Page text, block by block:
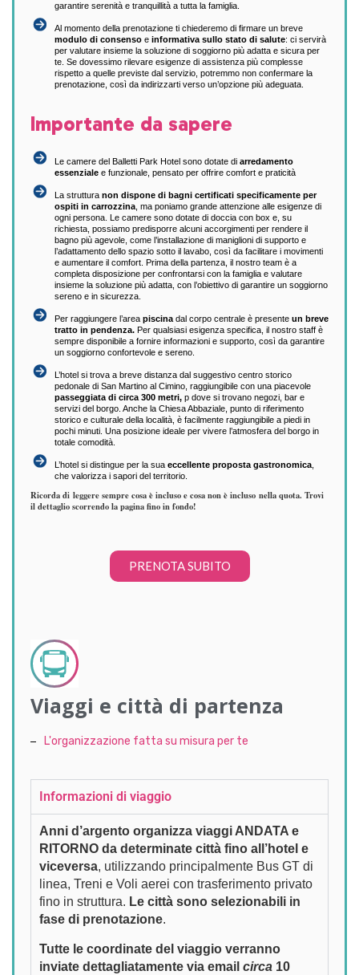
garantire serenità e tranquillità a tutta la famiglia.
Al momento della prenotazione ti chiederemo di firmare un breve
modulo di consenso e informativa sullo stato di salute: ci servirà
per valutare insieme la soluzione di soggiorno più adatta e sicura per
te. Se dovessimo rilevare esigenze di assistenza più complesse
rispetto a quelle previste dal servizio, potremmo non confermare la
prenotazione, così da indirizzarti verso un’opzione più adeguata.
Importante da sapere
Le camere del Balletti Park Hotel sono dotate di arredamento
essenziale e funzionale, pensato per offrire comfort e praticità
La struttura non dispone di bagni certificati specificamente per
ospiti in carrozzina , ma poniamo grande attenzione alle esigenze di
ogni persona. Le camere sono dotate di doccia con box e, su
richiesta, possiamo predisporre alcuni accorgimenti per rendere il
bagno più agevole, come l’installazione di maniglioni di supporto e
l’adattamento dello spazio sotto il lavabo, così da facilitare i movimenti
e aumentare il comfort. Prima della partenza, il nostro team è a
completa disposizione per confrontarsi con la famiglia e valutare
insieme la soluzione più adatta, con l’obiettivo di garantire un soggiorno
sereno e in sicurezza.
Per raggiungere l’area piscina dal corpo centrale è presente un breve
tratto in pendenza. Per qualsiasi esigenza specifica, il nostro staff è
sempre disponibile a fornire informazioni e supporto, così da garantire
un soggiorno confortevole e sereno.
L’hotel si trova a breve distanza dal suggestivo centro storico
pedonale di San Martino al Cimino, raggiungibile con una piacevole
passeggiata di circa 300 metri, p dove si trovano negozi, bar e
servizi del borgo. Anche la Chiesa Abbaziale, punto di riferimento
storico e culturale della località, è facilmente raggiungibile a piedi in
pochi minuti. Una posizione ideale per vivere l’atmosfera del borgo in
totale comodità.
L’hotel si distingue per la sua eccellente proposta gastronomica
che valorizza i sapori del territorio.
Ricorda di leggere sempre cosa è incluso e cosa non è incluso nella quota. Trovi
il dettaglio scorrendo la pagina fino in fondo!
PRENOTA SUBITO
Viaggi e città di partenza
L'organizzazione fatta su misura per te
Informazioni di viaggio
Anni d’argento organizza viaggi ANDATA e
RITORNO da determinate città fino all’hotel e
viceversa, utilizzando principalmente Bus GT di
linea, Treni e Voli aerei con trasferimento privato
fino in struttura. Le città sono selezionabili in
fase di prenotazione.
Tutte le coordinate del viaggio verranno
inviate dettagliatamente via email circa 10